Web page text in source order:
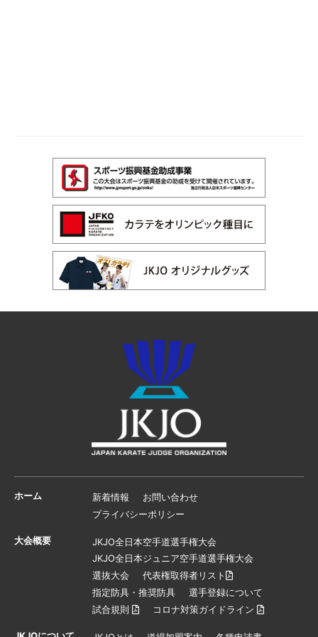
ホーム 新着情報
お問い合わせ
プライバシーポリシー
大会概要
JKJO全日本空手道選手権大会
JKJO全日本ジュニア空手道選手権大会
選抜大会
代表権取得者リスト
指定防具・推奨防具
選手登録について
試合規則
コロナ対策ガイドライン